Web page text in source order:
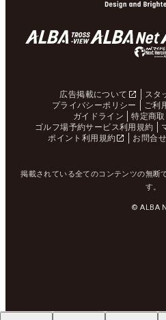
広告掲載について スタ
プライバシーポリシー
ご利
ガイドライン
特定商
ゴルフ場予約サービス利用規約
ポイント利用規約
お問合せ
掲載されている全てのコンテンツの無断
す。
© ALBA